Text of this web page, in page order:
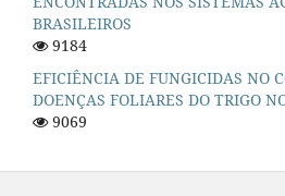
BRASILEIROS
9184
EFICIÊNCIA DE FUNGICIDAS NO
DOENÇAS FOLIARES DO TRIGO
9069